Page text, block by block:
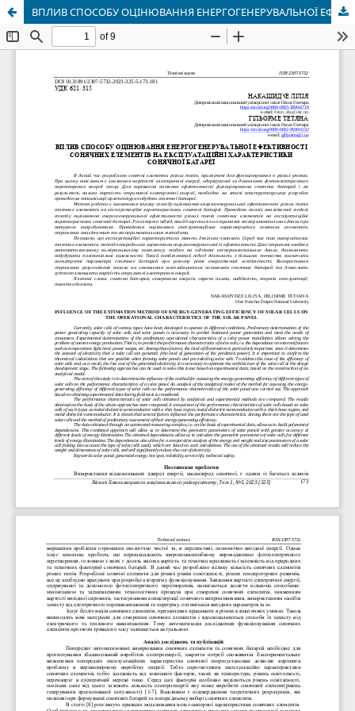
ВПЛИВ СПОСОБУ ОЦІНЮВАННЯ ЕНЕРГОГЕНЕРУВАЛЬНОЇ ЕФЕКТИВНОСТІ СОНЯЧНИХ ЕЛЕМЕНТІВ НА ЕКСПЛУАТАЦІЙНІ ХАРАКТЕРИСТИКИ СОНЯЧНОЇ БАТАРЕЇ